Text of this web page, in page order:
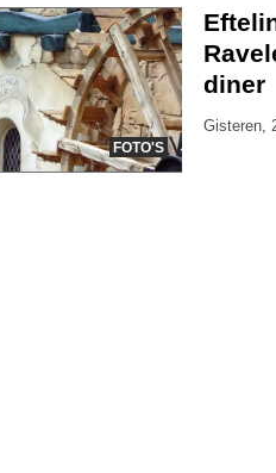
FOTO'S
diner
Gisteren,